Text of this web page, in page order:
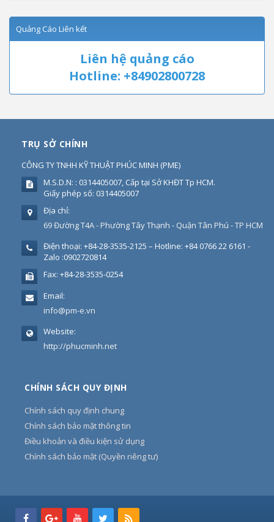
Quảng Cáo Liên kết
Liên hệ quảng cáo
Hotline: +84902800728
TRỤ SỞ CHÍNH
CÔNG TY TNHH KỸ THUẬT PHÚC MINH (PME)
M.S.D.N: : 0314405007, Cấp tại Sở KHĐT Tp HCM.
Giấy phép số: 0314405007
Địa chỉ:
69 Đường T4A - Phường Tây Thạnh - Quận Tân Phú - TP HCM
Điện thoại: +84-28-3535-2125 – Hotline: +84 0766 22 6161 -
Zalo :0902720814
Fax: +84-28-3535-0254
Email:
info@pm-e.vn
Website:
http://phucminh.net
CHÍNH SÁCH QUY ĐỊNH
Chính sách quy định chung
Chính sách bảo mật thông tin
Điều khoản và điều kiện sử dụng
Chính sách bảo mật (Quyền riêng tư)